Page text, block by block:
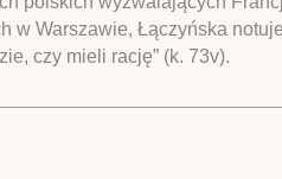
w Warszawie, Łączyńska
czy mieli rację” (k. 73v).